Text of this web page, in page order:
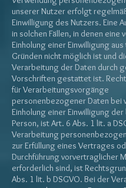
unserer Nutzer erfolgt
Einwilligung des Nutzers. Eine
in solchen Fällen, in denen eine
Einholung einer Einwilligung
Gründen nicht möglich ist und
Verarbeitung der Daten durch
Vorschriften gestattet ist.
für Verarbeitungsvorgänge
personenbezogener Daten bei
Einholung einer Einwilligung
Person, ist Art. 6 Abs. 1 lit. a
Verarbeitung
zur Erfüllung eines Vertrages
Durchführung vorvertraglicher
erforderlich sind, ist
Abs. 1 lit. b DSGVO. Bei der